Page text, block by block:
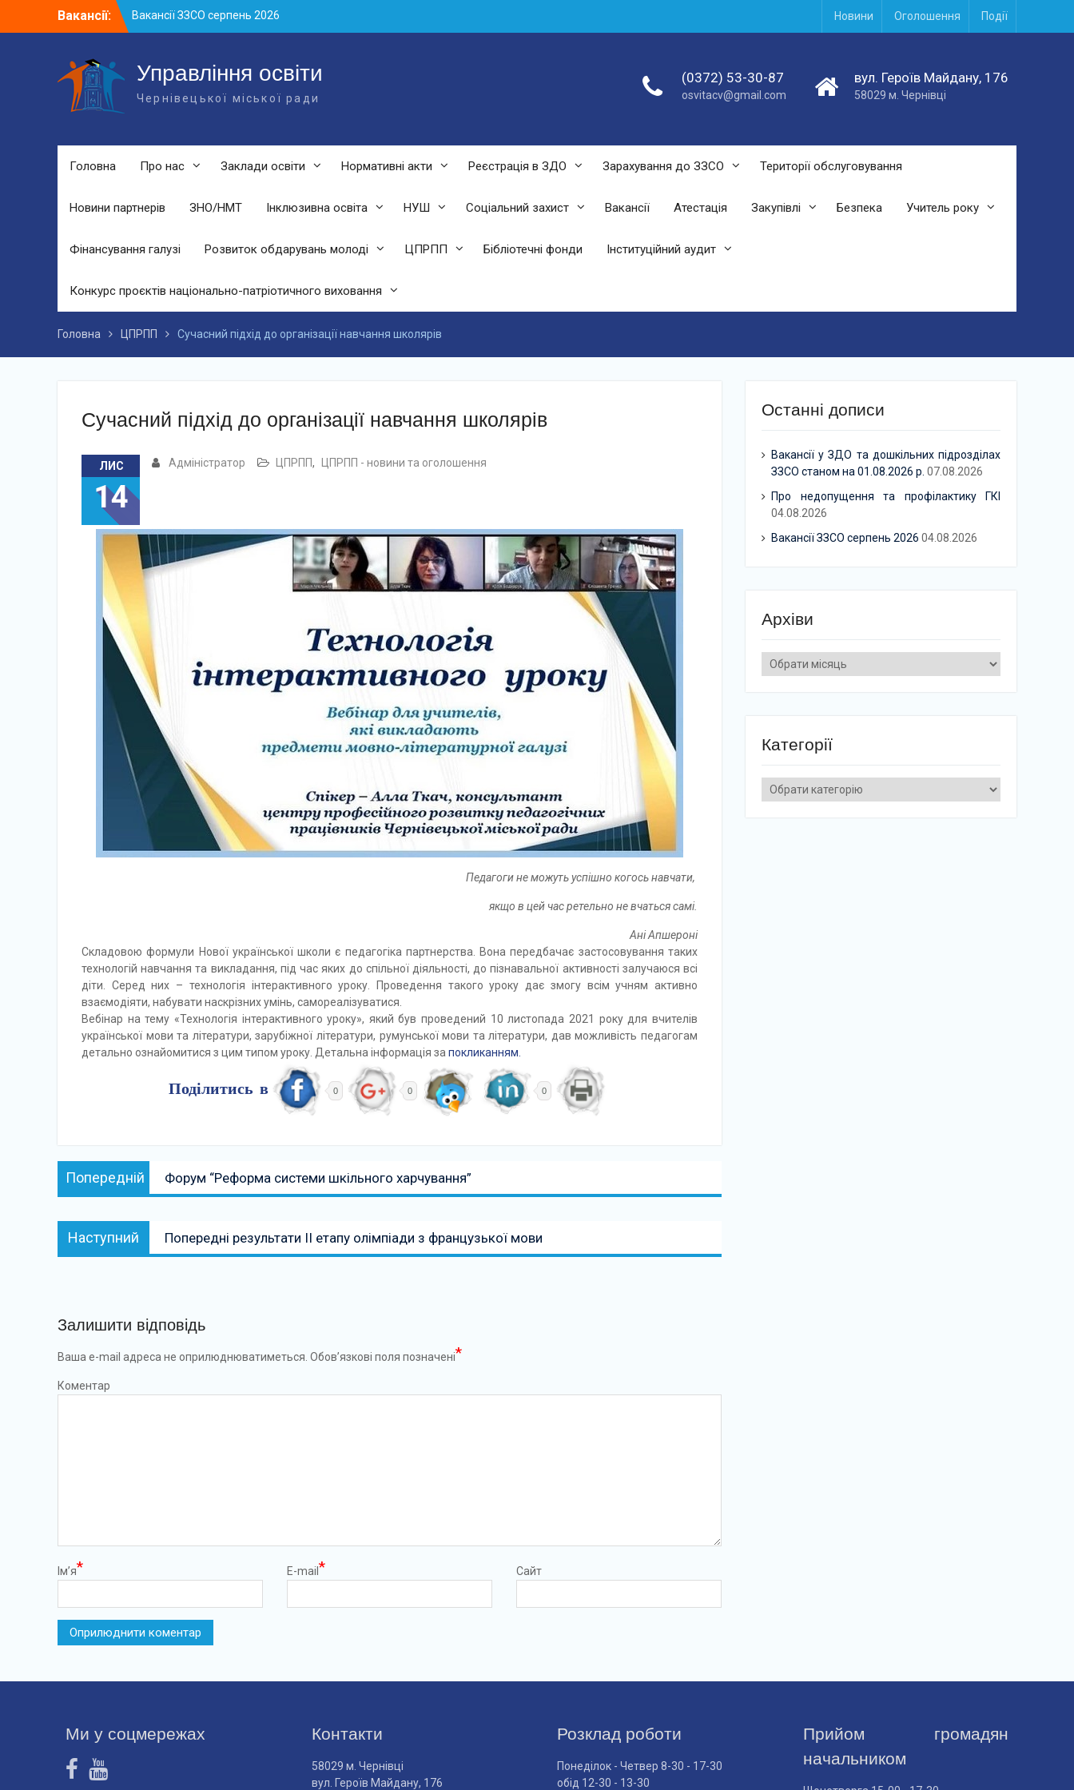
Вакансії:
Вакансії ЗЗСО серпень 2026
Вакансії ЗЗСО червень 2026
підрозділах ЗЗСО станом на 01.08.2026
р.
Новини Оголошення Події
Управління освіти
Чернівецької міської ради
(0372) 53-30-87
osvitacv@gmail.com
вул. Героїв Майдану, 176
58029 м. Чернівці
Головна Про нас Заклади освіти Нормативні акти Реєстрація в ЗДО Зарахування до ЗЗСО Території обслуговування
Новини партнерів ЗНО/НМТ Інклюзивна освіта НУШ Соціальний захист Вакансії Атестація Закупівлі Безпека Учитель року
Фінансування галузі Розвиток обдарувань молоді ЦПРПП Бібліотечні фонди Інституційний аудит
Конкурс проєктів національно-патріотичного виховання
Головна ЦПРПП Сучасний підхід до організації навчання школярів
Сучасний підхід до організації навчання школярів
ЛИС
14
Адміністратор ЦПРПП, ЦПРПП - новини та оголошення
Педагоги не можуть успішно когось навчати,
якщо в цей час ретельно не вчаться самі.
Ані Апшероні
Складовою формули Нової української школи є педагогіка партнерства. Вона передбачає застосовування таких
технологій навчання та викладання, під час яких до спільної діяльності, до пізнавальної активності залучаюся всі
діти. Серед них – технологія інтерактивного уроку. Проведення такого уроку дає змогу всім учням активно
взаємодіяти, набувати наскрізних умінь, самореалізуватися.
Вебінар на тему «Технологія інтерактивного уроку», який був проведений 10 листопада 2021 року для вчителів
української мови та літератури, зарубіжної літератури, румунської мови та літератури, дав можливість педагогам
детально ознайомитися з цим типом уроку. Детальна інформація за покликанням.
Поділитись в 0 0 0
Навігація
записів
Попередній Попередній:
Форум “Реформа системи шкільного харчування”
Наступний Наступний:
Попередні результати ІІ етапу олімпіади з французької мови
Залишити відповідь
Ваша e-mail адреса не оприлюднюватиметься. Обов’язкові поля позначені*
Коментар
Ім’я* E-mail * Сайт
Останні дописи
Вакансії у ЗДО та дошкільних підрозділах
ЗЗСО станом на 01.08.2026 р. 07.08.2026
Про недопущення та профілактику ГКІ
04.08.2026
Вакансії ЗЗСО серпень 2026 04.08.2026
Архіви
Архіви
Категорії
Категорії
Ми у соцмережах Контакти
58029 м. Чернівці
вул. Героїв Майдану, 176
Розклад роботи
Понеділок - Четвер 8-30 - 17-30
обід 12-30 - 13-30
Прийом громадян
начальником